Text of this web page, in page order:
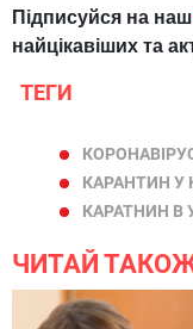
Підписуйся на наш
найцікавіших та
ТЕГИ
КАРАНТИН У
КАРАТНИН В
ЧИТАЙ